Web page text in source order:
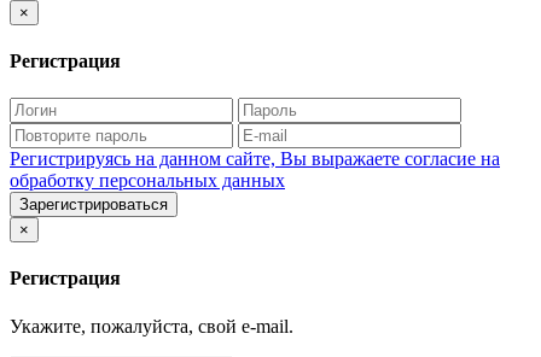
×
Регистрация
Регистрируясь на данном сайте, Вы выражаете согласие на
обработку персональных данных
Зарегистрироваться
×
Регистрация
Укажите, пожалуйста, свой e-mail.